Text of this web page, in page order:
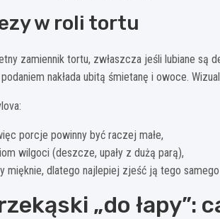
w roli tortu
zamiennik tortu, zwłaszcza jeśli lubiane są
nakłada ubitą śmietanę i owoce.
porcje powinny być raczej małe,
wilgoci (deszcze, upały z dużą parą),
mięknie, dlatego najlepiej zjeść ją tego samego
„do łapy”: